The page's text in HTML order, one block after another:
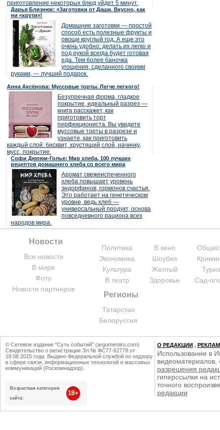
приготовление некоторых блюд уйдет 5 минут.
Дарья Близнюк: «Заготовки от Даши. Вкусно, как
ни «крути»!
Домашние заготовки — простой
способ есть полезные фрукты и
овощи круглый год. А еще это
очень удобно: делать их легко и
под рукой всегда будет готовая
еда. Тем более баночка
угощения, сделанного своими
руками, — лучший подарок.
Анна Аксёнова: Муссовые торты. Легче легкого!
Безупречная форма, гладкое
покрытие, идеальный разрез —
книга расскажет, как
приготовить торт
перфекциониста. Вы увидите
муссовые торты в разрезе и
узнаете, как приготовить
каждый слой: бисквит, хрустящий слой, начинку,
мусс, покрытие.
Софи Дюпюи-Голье: Мир хлеба. 100 лучших
рецептов домашнего хлеба со всего мира
Аромат свежеиспеченного
хлеба повышает уровень
эндорфинов, гормонов счастья.
Это работает на генетическом
уровне, ведь хлеб —
универсальный продукт, основа
повседневного рациона всех
народов мира.
Новости
Все новости
В мире
Фото
Новости партнеров
Политика
Экономика
Культура
В театр
В кино
Шоубиз
Желтый
Здоровье
Сад-
Регионы
Татарстан
Белоруссия
© Сетевое издание "Суть событий" (argumentiru.com)
Свидетельство о регистрации Эл № ФС77-62778 от
18.08.2015 года. Выдано Федеральной службой по надзору
в сфере связи, информационных технологий и массовых
коммуникаций (Роскомнадзор).
Возрастная категория
сайта:
18+
О РЕДАКЦИИ ,
Использование в
видеоматериалов,
разрешения
гиперссылки на
точного
редакции